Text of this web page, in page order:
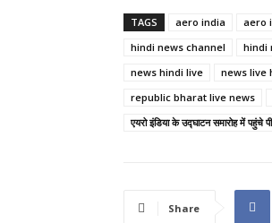
TAGS aero india aero
hindi news channel
hindi
news hindi live
news live
republic bharat live news
एयरो इंडिया के उद्घाटन समारोह में पहुंचे
Share